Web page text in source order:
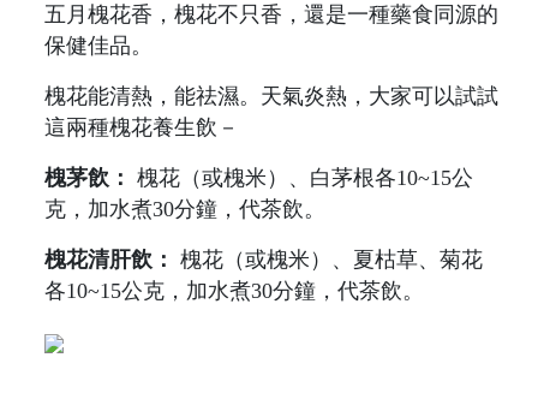
五月槐花香，槐花不只香，還是一種藥食同源的
保健佳品。
槐花能清熱，能祛濕。天氣炎熱，大家可以試試
這兩種槐花養生飲－
槐茅飲： 槐花（或槐米）、白茅根各10~15公
克，加水煮30分鐘，代茶飲。
槐花清肝飲： 槐花（或槐米）、夏枯草、菊花
各10~15公克，加水煮30分鐘，代茶飲。